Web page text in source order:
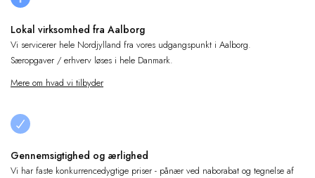
vejleder dig gerne.
Lokal virksomhed fra Aalborg
Vi servicerer hele Nordjylland fra vores udgangspunkt i Aalborg.
Særopgaver / erhverv løses i hele Danmark.
Mere om hvad vi tilbyder
Gennemsigtighed og ærlighed
Vi har faste konkurrencedygtige priser - pånær ved naborabat og tegnelse af